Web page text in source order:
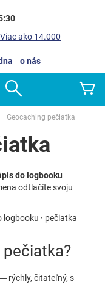
Viac ako 14.000
o nás
Geocaching pečiatka
do logbooku
odtlačíte svoju
logbooku · pečiatka
rýchly, čitateľný, s